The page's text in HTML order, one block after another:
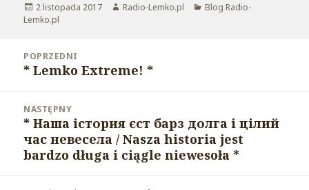
Opublikowano
2 listopada 2017 Autor
Radio-Lemko.pl Kategorie
Blog Radio-
Lemko.pl
wpisu
POPRZEDNI
Poprzedni
wpis:
* Lemko Extreme! *
NASTĘPNY
Następny
wpis:
* Наша істория єст барз долга і цілий
час невесела / Nasza historia jest
bardzo długa i ciągle niewesoła *